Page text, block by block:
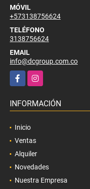
MÓVIL
+573138756624
TELÉFONO
3138756624
EMAIL
info@dcgroup.com.co
FacebookInstagram
INFORMACIÓN
Inicio
Ventas
Alquiler
Novedades
Nuestra Empresa